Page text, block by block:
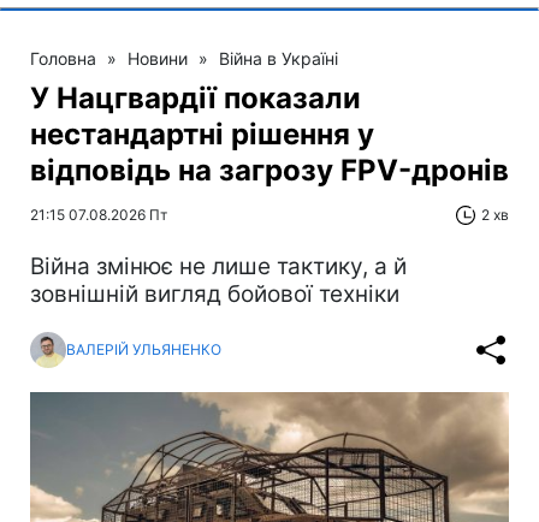
Головна » Новини » Війна в Україні
У Нацгвардії показали
нестандартні рішення у
відповідь на загрозу FPV-дронів
21:15 07.08.2026 Пт 2 хв
Війна змінює не лише тактику, а й
зовнішній вигляд бойової техніки
ВАЛЕРІЙ УЛЬЯНЕНКО